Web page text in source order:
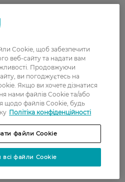
пошти - 99 грн,
грн
79 грн, безкоштовна
магазині Watsons
0 грн
більше
Cookie, щоб забезпечити
веб-сайту та надати вам
Продовжуючи
ви погоджуєтесь на
Якщо ви хочете дізнатися
нами файлів Cookie та/або
щодо файлів Cookie, будь
Політіка конфіденційності
файли Cookie
файли Cookie